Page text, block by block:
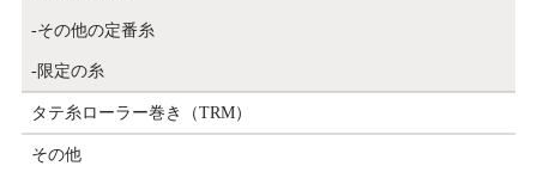
その他の定番糸
限定の糸
タテ糸ローラー巻き（TRM）
その他